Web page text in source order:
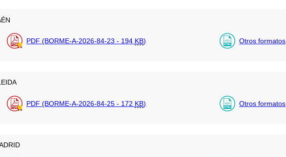
PDF (BORME-A-2026-84-23 - 194 KB) Otros formatos
PDF (BORME-A-2026-84-25 - 172 KB) Otros formatos